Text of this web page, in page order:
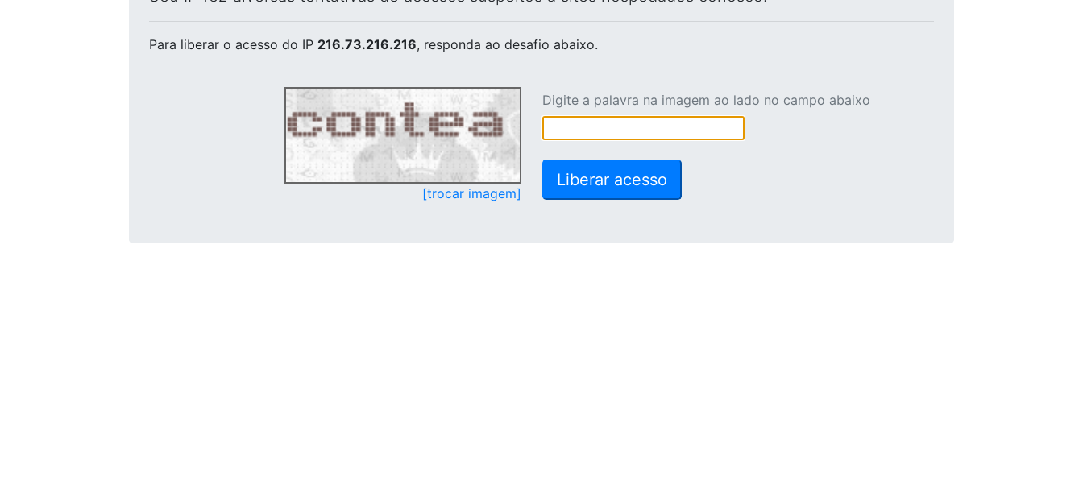
Para liberar o acesso do IP 216.73.216.216, responda ao desafio abaixo.
[trocar imagem]
Digite a palavra na imagem ao lado no campo abaixo